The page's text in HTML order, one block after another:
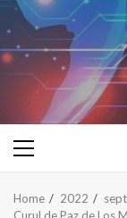
Home 2022